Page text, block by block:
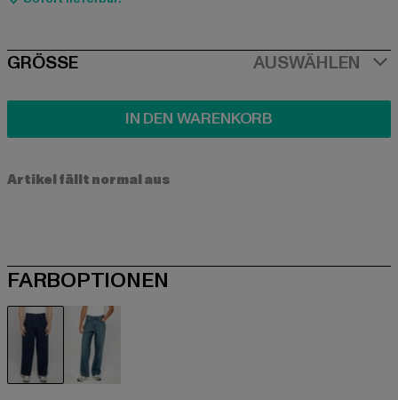
SIZE
GRÖSSE AUSWÄHLEN
IN DEN WARENKORB
Artikel fällt normal aus
FARBOPTIONEN